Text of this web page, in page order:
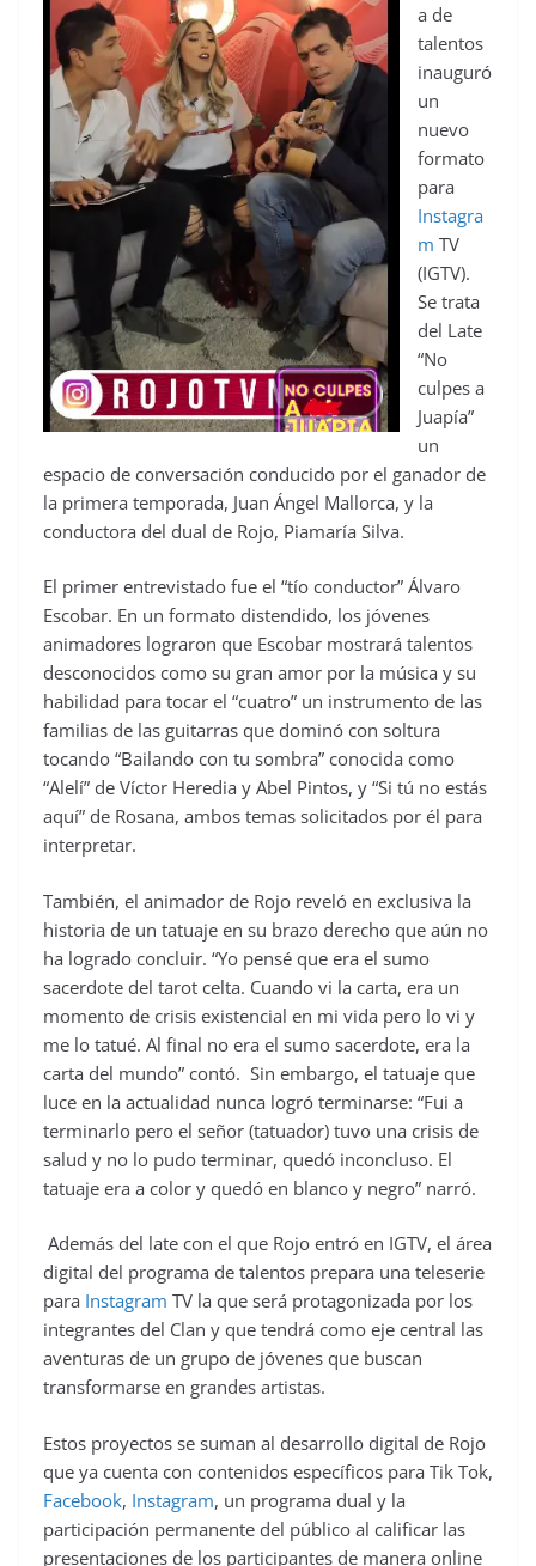
a de
talentos
inauguró
un
nuevo
formato
para
Instagra
m TV
(IGTV).
Se trata
del Late
“No
culpes a
Juapía”
un
espacio de conversación conducido por el ganador de
la primera temporada, Juan Ángel Mallorca, y la
conductora del dual de Rojo, Piamaría Silva.
El primer entrevistado fue el “tío conductor” Álvaro
Escobar. En un formato distendido, los jóvenes
animadores lograron que Escobar mostrará talentos
desconocidos como su gran amor por la música y su
habilidad para tocar el “cuatro” un instrumento de las
familias de las guitarras que dominó con soltura
tocando “Bailando con tu sombra” conocida como
“Alelí” de Víctor Heredia y Abel Pintos, y “Si tú no estás
aquí” de Rosana, ambos temas solicitados por él para
interpretar.
También, el animador de Rojo reveló en exclusiva la
historia de un tatuaje en su brazo derecho que aún no
ha logrado concluir. “Yo pensé que era el sumo
sacerdote del tarot celta. Cuando vi la carta, era un
momento de crisis existencial en mi vida pero lo vi y
me lo tatué. Al final no era el sumo sacerdote, era la
carta del mundo” contó. Sin embargo, el tatuaje que
luce en la actualidad nunca logró terminarse: “Fui a
terminarlo pero el señor (tatuador) tuvo una crisis de
salud y no lo pudo terminar, quedó inconcluso. El
tatuaje era a color y quedó en blanco y negro” narró.
Además del late con el que Rojo entró en IGTV, el área
digital del programa de talentos prepara una teleserie
para Instagram TV la que será protagonizada por los
integrantes del Clan y que tendrá como eje central las
aventuras de un grupo de jóvenes que buscan
transformarse en grandes artistas.
Estos proyectos se suman al desarrollo digital de Rojo
que ya cuenta con contenidos específicos para Tik Tok,
Facebook, Instagram, un programa dual y la
participación permanente del público al calificar las
presentaciones de los participantes de manera online